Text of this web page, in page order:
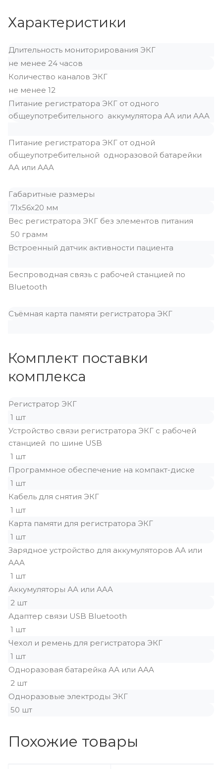
Характеристики
Длительность мониторирования ЭКГ
не менее 24 часов
Количество каналов ЭКГ
не менее 12
Питание регистратора ЭКГ от одного
общеупотребительного аккумулятора АА или AAA
Питание регистратора ЭКГ от одной
общеупотребительной одноразовой батарейки
АА или AAA
Габаритные размеры
71x56x20 мм
Вес регистратора ЭКГ без элементов питания
50 грамм
Встроенный датчик активности пациента
Беспроводная связь с рабочей станцией по
Bluetooth
Съёмная карта памяти регистратора ЭКГ
Комплект поставки
комплекса
Регистратор ЭКГ
1 шт
Устройство связи регистратора ЭКГ с рабочей
станцией по шине USB
1 шт
Программное обеспечение на компакт-диске
1 шт
Кабель для снятия ЭКГ
1 шт
Карта памяти для регистратора ЭКГ
1 шт
Зарядное устройство для аккумуляторов АА или
AAA
1 шт
Аккумуляторы АА или AAA
2 шт
Адаптер связи USB Bluetooth
1 шт
Чехол и ремень для регистратора ЭКГ
1 шт
Одноразовая батарейка АА или AAA
2 шт
Одноразовые электроды ЭКГ
50 шт
Похожие товары